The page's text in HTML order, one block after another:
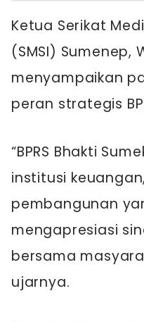
Ketua Serikat
(SMSI) Sumenep,
menyampaikan
peran strategis
“BPRS Bhakti
institusi
pembangunan
mengapresiasi
bersama
ujarnya.